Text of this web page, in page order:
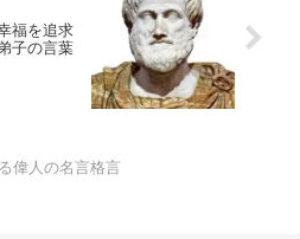
福を追求
子の言葉
偉人の名言格言